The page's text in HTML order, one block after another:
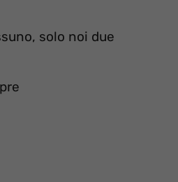
solo noi due